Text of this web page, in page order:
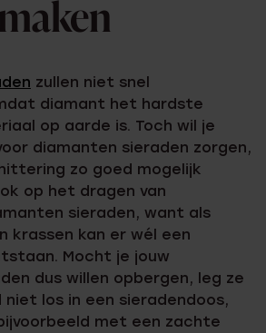
zullen niet snel
diamant het hardste
op aarde is. Toch wil je
diamanten sieraden zorgen,
zo goed mogelijk
op het dragen van
sieraden, want als
krassen kan er wél een
Mocht je jouw
dus willen opbergen, leg ze
niet los in een sieradendoos,
met een zachte